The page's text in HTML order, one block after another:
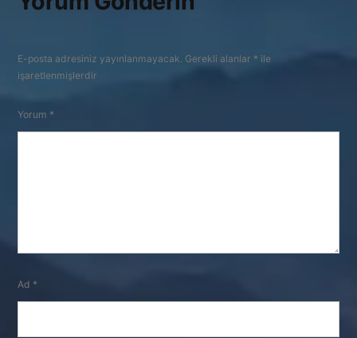
E-posta adresiniz yayınlanmayacak. Gerekli alanlar * ile
işaretlenmişlerdir
Yorum *
Ad *